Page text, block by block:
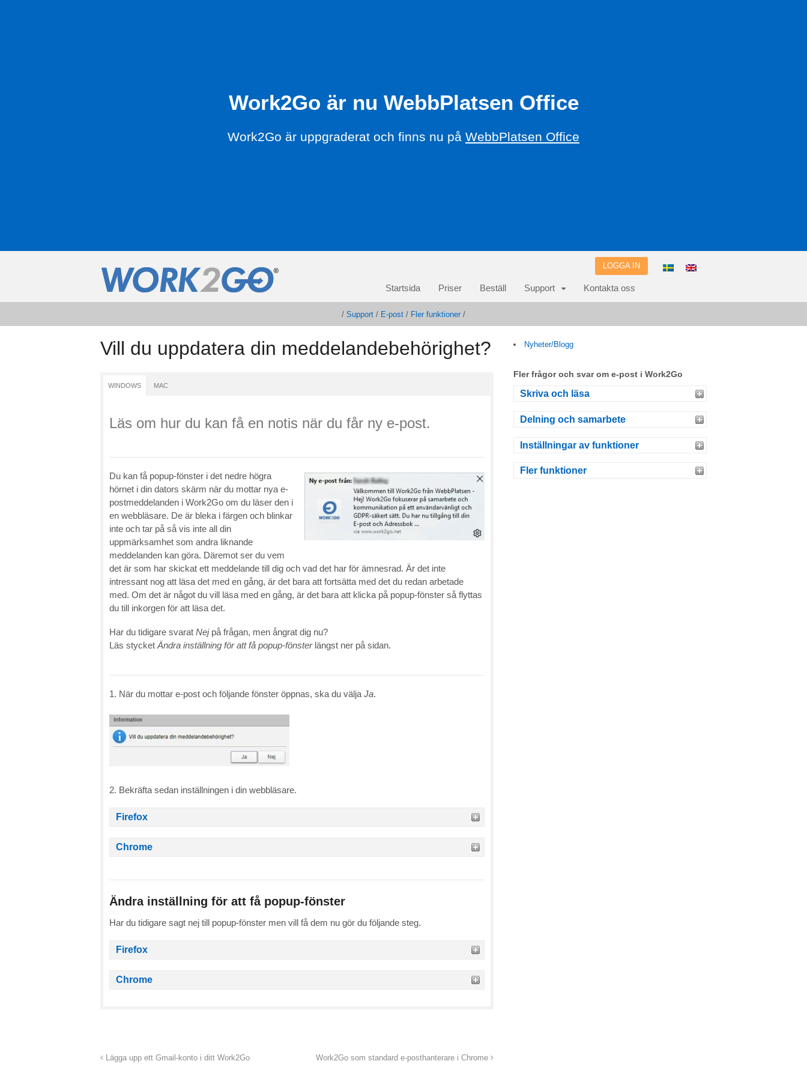
Work2Go är nu WebbPlatsen Office
Work2Go är uppgraderat och finns nu på WebbPlatsen Office
LOGGA IN
Startsida Priser Beställ Support Kontakta oss
/ Support / E-post / Fler funktioner /
Vill du uppdatera din meddelandebehörighet?
WINDOWS MAC
Läs om hur du kan få en notis när du får ny e-post.
Du kan få popup-fönster i det nedre högra
hörnet i din dators skärm när du mottar nya e-
postmeddelanden i Work2Go om du läser den i
en webbläsare. De är bleka i färgen och blinkar
inte och tar på så vis inte all din
uppmärksamhet som andra liknande
meddelanden kan göra. Däremot ser du vem
det är som har skickat ett meddelande till dig och vad det har för ämnesrad. Är det inte
intressant nog att läsa det med en gång, är det bara att fortsätta med det du redan arbetade
med. Om det är något du vill läsa med en gång, är det bara att klicka på popup-fönster så flyttas
du till inkorgen för att läsa det.
Har du tidigare svarat Nejpå frågan, men ångrat dig nu?
Läs stycket Ändra inställning för att få popup-fönsterlängst ner på sidan.
1. När du mottar e-post och följande fönster öppnas, ska du välja Ja.
2. Bekräfta sedan inställningen i din webbläsare.
Firefox
Chrome
Ändra inställning för att få popup-fönster
Har du tidigare sagt nej till popup-fönster men vill få dem nu gör du följande steg.
Firefox
Chrome
Lägga upp ett Gmail-konto i ditt Work2Go Work2Go som standard e-posthanterare i Chrome
Nyheter/Blogg
Fler frågor och svar om e-post i Work2Go
Skriva och läsa
Delning och samarbete
Inställningar av funktioner
Fler funktioner